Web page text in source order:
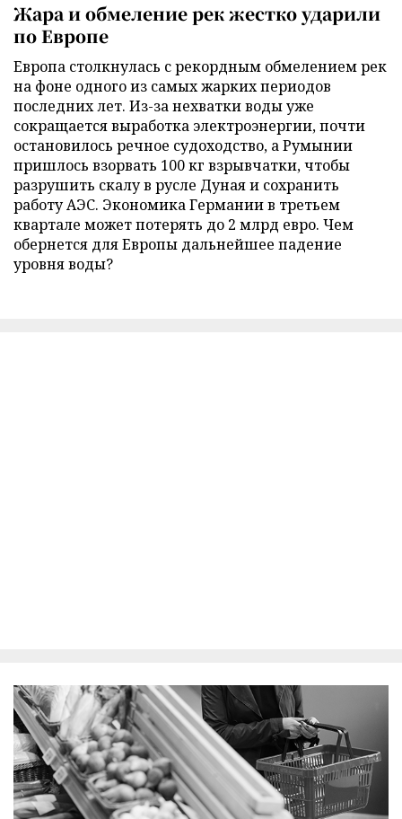
Жара и обмеление рек жестко ударили
по Европе
Европа столкнулась с рекордным обмелением рек
на фоне одного из самых жарких периодов
последних лет. Из-за нехватки воды уже
сокращается выработка электроэнергии, почти
остановилось речное судоходство, а Румынии
пришлось взорвать 100 кг взрывчатки, чтобы
разрушить скалу в русле Дуная и сохранить
работу АЭС. Экономика Германии в третьем
квартале может потерять до 2 млрд евро. Чем
обернется для Европы дальнейшее падение
уровня воды?